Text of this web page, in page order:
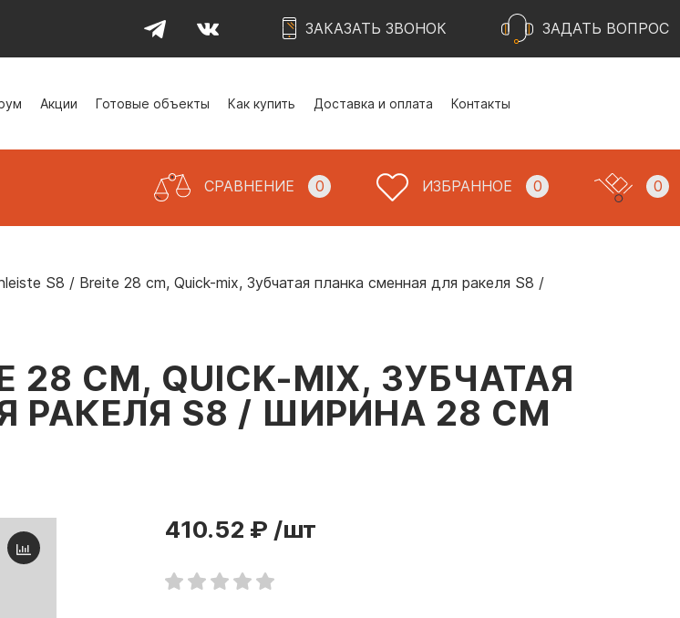
ЗАКАЗАТЬ ЗВОНОК ЗАДАТЬ ВОПРОС
Акции Готовые объекты Как купить Доставка и оплата Контакты
СРАВНЕНИЕ 0 ИЗБРАННОЕ 0 0
S8 / Breite 28 cm, Quick-mix, Зубчатая планка сменная для ракеля S8 /
28 CM, QUICK-MIX, ЗУБЧАТАЯ
РАКЕЛЯ S8 / ШИРИНА 28 СМ
410.52 ₽ /шт